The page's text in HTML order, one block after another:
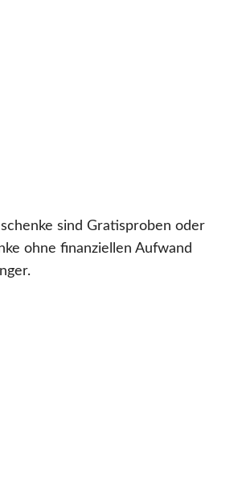
sind Gratisproben oder
ohne finanziellen Aufwand